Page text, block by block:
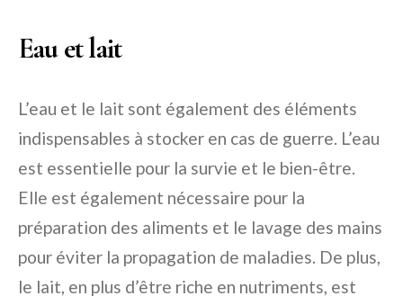
Eau et lait
L’eau et le lait sont également des éléments
indispensables à stocker en cas de guerre. L’eau
est essentielle pour la survie et le bien-être.
Elle est également nécessaire pour la
préparation des aliments et le lavage des mains
pour éviter la propagation de maladies. De plus,
le lait, en plus d’être riche en nutriments, est